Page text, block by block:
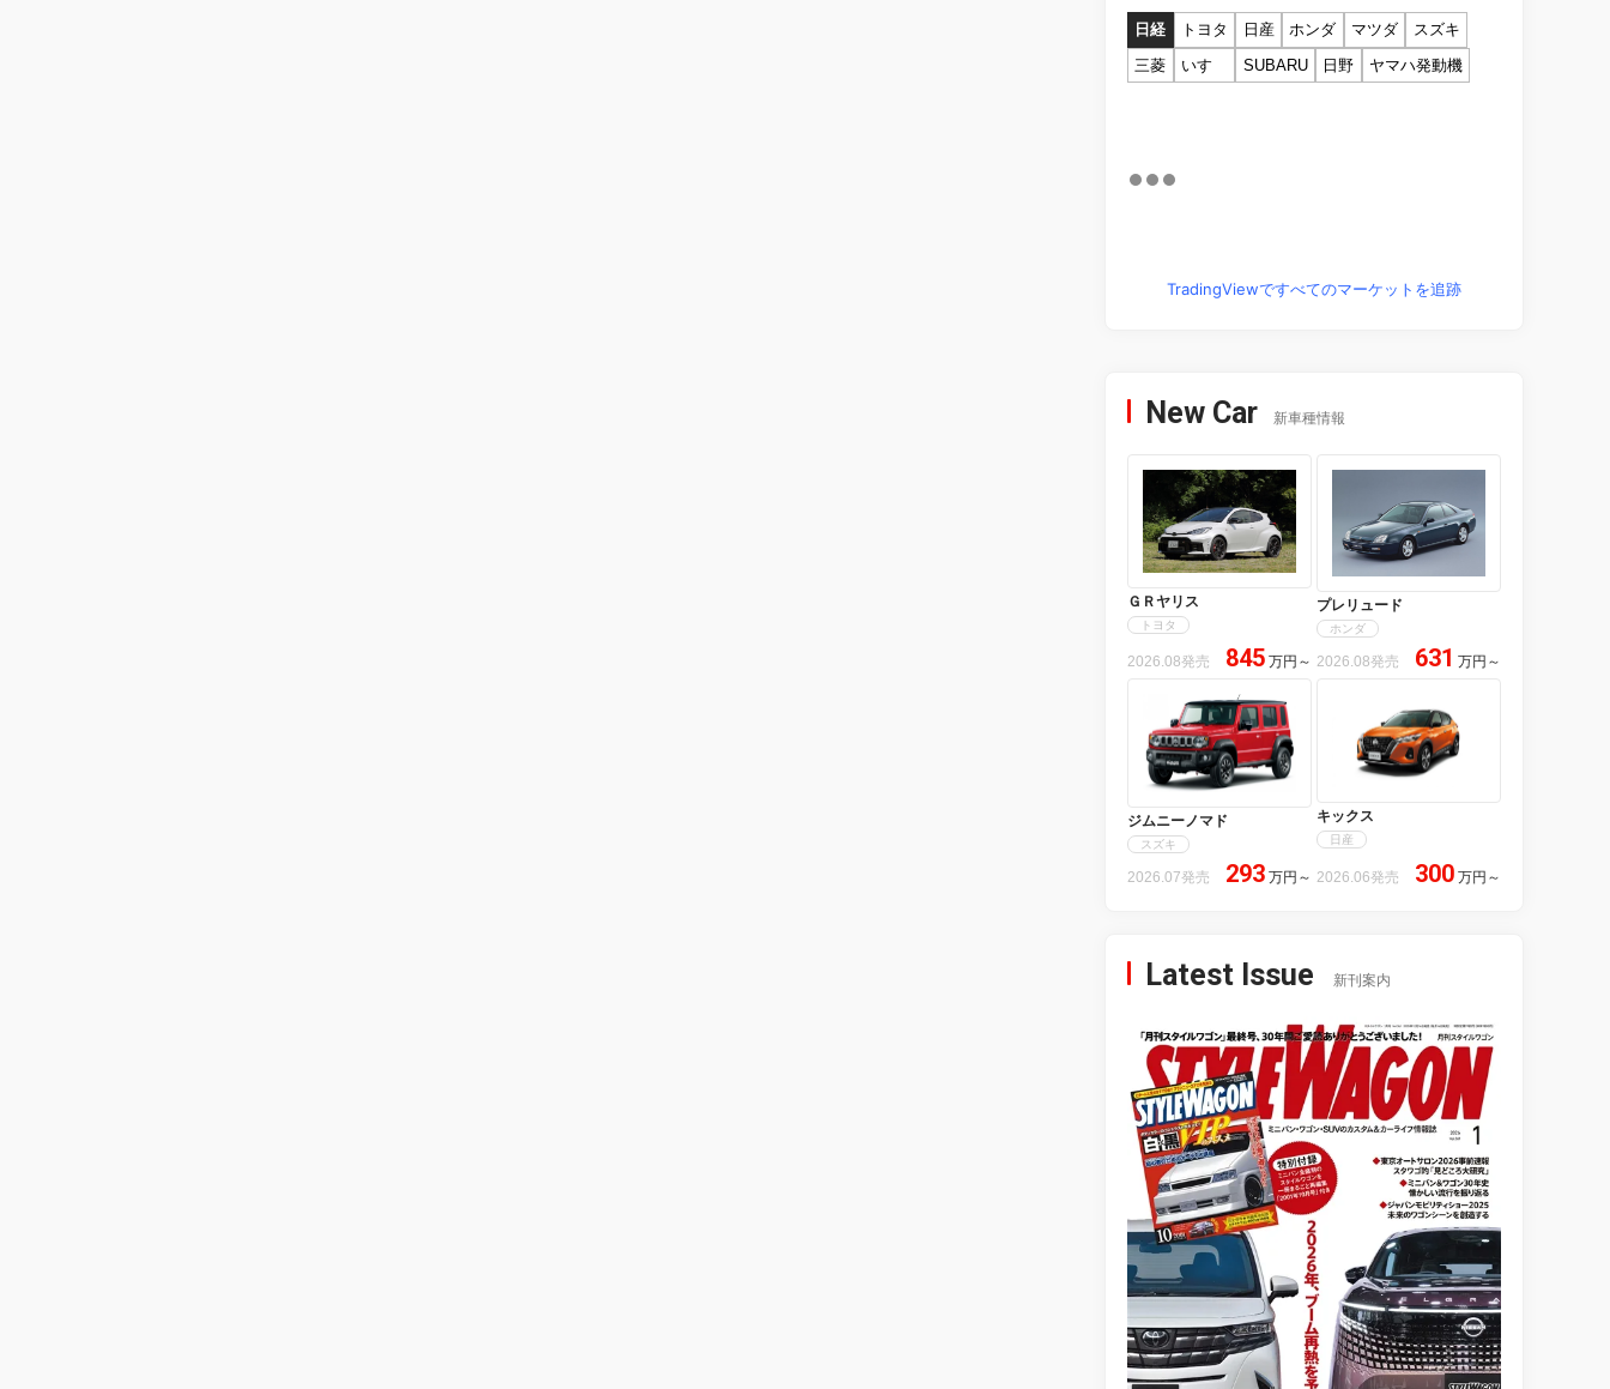
日経 トヨタ 日産 ホンダ マツダ
スズキ
三菱
いすゞ SUBARU 日野 ヤマハ発動機
TradingViewですべてのマーケットを追跡
New Car 新車種情報
ＧＲヤリス
トヨタ
2026.08発売 845 万円 ～
プレリュード
ホンダ
2026.08発売 631 万円 ～
ジムニーノマド
スズキ
2026.07発売 293 万円 ～
キックス
日産
2026.06発売 300 万円 ～
Latest Issue 新刊案内